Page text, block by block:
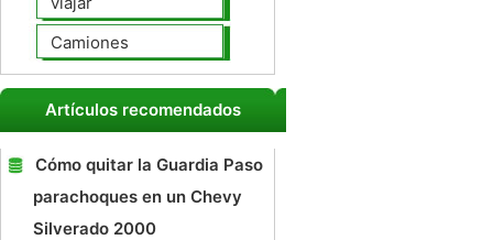
Camiones
Artículos recomendados
Cómo quitar la Guardia Paso
parachoques en un Chevy
Silverado 2000